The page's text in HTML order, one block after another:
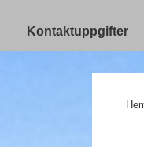
Kontaktuppgifter